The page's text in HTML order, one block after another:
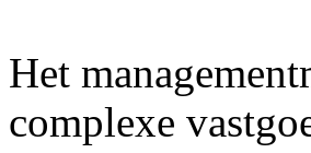
Het
complexe